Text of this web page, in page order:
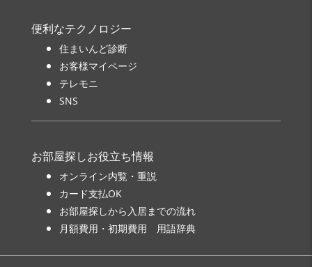
便利なテクノロジー
住まいんど診断
お客様マイページ
テレモニ
SNS
お部屋探しお役立ち情報
オンライン内覧・重説
カード支払OK
お部屋探しから入居までの流れ
月額費用・初期費用 用語辞典